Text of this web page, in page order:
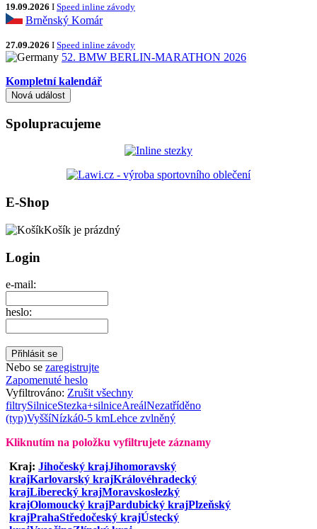
19.09.2026 I Speed inline závody
Brněnský Komár
27.09.2026 I Speed inline závody
52. BMW BERLIN-MARATHON 2026
Kompletní kalendář
Spolupracujeme
E-Shop
Košík je prázdný
Login
e-mail:
heslo:
Nebo se zaregistrujte
Zapomenuté heslo
Vyfiltrováno: Zrušit všechny
filtrySilniceStezka+silniceAreálNezatříděno
(typ)VyššíNízká0-5 kmLehce zvlněný
Kliknutím na položku vyfiltrujete záznamy
Kraj: Jihočeský krajJihomoravský
krajKarlovarský krajKrálovéhradecký
krajLiberecký krajMoravskoslezký
krajOlomoucký krajPardubický krajPlzeňský
krajPrahaStředočeský krajÚstecký